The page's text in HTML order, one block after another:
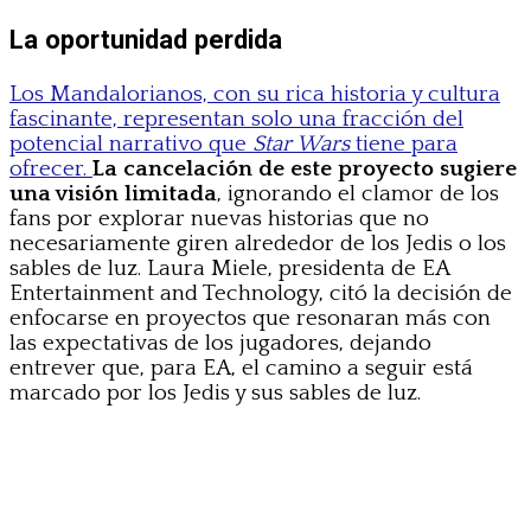
La oportunidad perdida
Los Mandalorianos, con su rica historia y cultura
fascinante, representan solo una fracción del
potencial narrativo que Star Warstiene para
ofrecer. La cancelación de este proyecto sugiere
una visión limitada, ignorando el clamor de los
fans por explorar nuevas historias que no
necesariamente giren alrededor de los Jedis o los
sables de luz. Laura Miele, presidenta de EA
Entertainment and Technology, citó la decisión de
enfocarse en proyectos que resonaran más con
las expectativas de los jugadores, dejando
entrever que, para EA, el camino a seguir está
marcado por los Jedis y sus sables de luz.